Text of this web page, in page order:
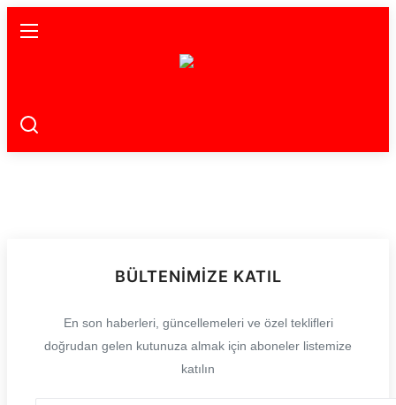
Gündem
Spor
BÜLTENIMIZE KATIL
En son haberleri, güncellemeleri ve özel teklifleri
doğrudan gelen kutunuza almak için aboneler listemize
katılın